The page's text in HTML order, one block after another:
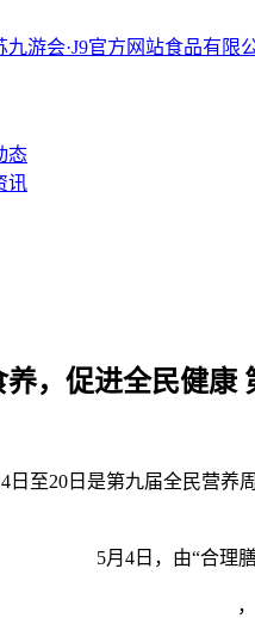
态
讯
，促进全民健康
至20日是第九届全民营养周
5月4日，由“合理膳
，国